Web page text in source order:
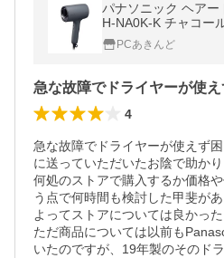
パナソニック ヘア
H-NA0K-K チャコー
PCあきんど
4
急な故障でドライヤーが使えず
に送っていただいたお陰で助かり
何処のストアで購入するか価格
う点で何時間も検討した甲斐があ
よってストアについては良かった
ただ商品については以前も
いたのですが、19年製のそのド